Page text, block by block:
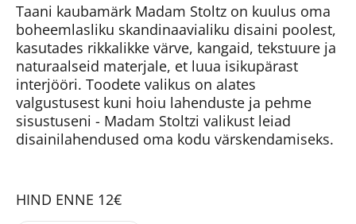
Taani kaubamärk Madam Stoltz on kuulus oma
boheemlasliku skandinaavialiku disaini poolest,
kasutades rikkalikke värve, kangaid, tekstuure ja
naturaalseid materjale, et luua isikupärast
interjööri. Toodete valikus on alates
valgustusest kuni hoiu lahenduste ja pehme
sisustuseni - Madam Stoltzi valikust leiad
disainilahendused oma kodu värskendamiseks.
HIND ENNE 12€